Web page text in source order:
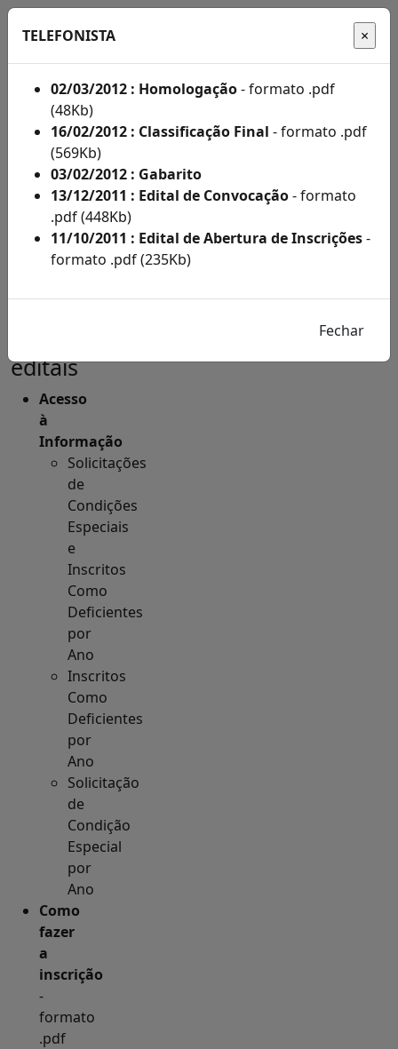
Início
Administração
Concursos
Concursos
Acompanhe
aqui
editais
Acesso
à
Informação
Solicitações
de
Condições
Especiais
e
Inscritos
Como
Deficientes
por
Ano
Inscritos
Como
Deficientes
por
Ano
Solicitação
de
Condição
Especial
por
Ano
Como
fazer
a
inscrição
-
formato
.pdf
TELEFONISTA
02/03/2012 : Homologação- formato .pdf
(48Kb)
16/02/2012 : Classificação Final - formato .pdf
(569Kb)
03/02/2012 : Gabarito
13/12/2011 : Edital de Convocação- formato
.pdf (448Kb)
11/10/2011 : Edital de Abertura de Inscrições-
formato .pdf (235Kb)